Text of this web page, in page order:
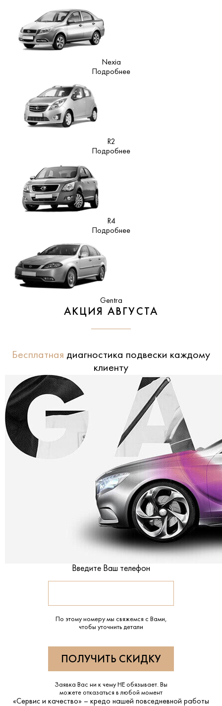
Nexia
Подробнее
R2
Подробнее
R4
Подробнее
Gentra
АКЦИЯ АВГУСТА
Бесплатная диагностика подвески каждому
клиенту
Введите Ваш телефон
По этому номеру мы свяжемся с Вами,
чтобы уточнить детали
Заявка Вас ни к чему НЕ обязывает. Вы
можете отказаться в любой момент
«Сервис и качество» – кредо нашей повседневной работы